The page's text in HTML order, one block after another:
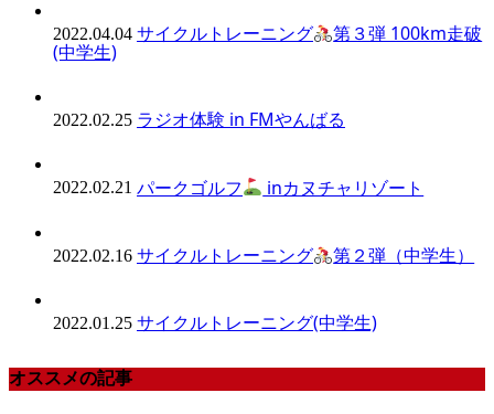
2022.04.04 サイクルトレーニング 第３弾 100km走破
(中学生)
2022.02.25 ラジオ体験 in FMやんばる
2022.02.21 パークゴルフ inカヌチャリゾート
2022.02.16 サイクルトレーニング 第２弾（中学生）
2022.01.25 サイクルトレーニング(中学生)
オススメの記事